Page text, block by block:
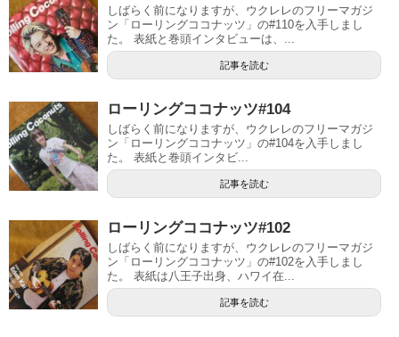
しばらく前になりますが、ウクレレのフリーマガジ
ン「ローリングココナッツ」の#110を入手しまし
た。 表紙と巻頭インタビューは、...
記事を読む
ローリングココナッツ#104
しばらく前になりますが、ウクレレのフリーマガジ
ン「ローリングココナッツ」の#104を入手しまし
た。 表紙と巻頭インタビ...
記事を読む
ローリングココナッツ#102
しばらく前になりますが、ウクレレのフリーマガジ
ン「ローリングココナッツ」の#102を入手しまし
た。 表紙は八王子出身、ハワイ在...
記事を読む